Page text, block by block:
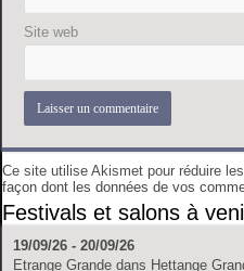
Site web
Ce site utilise Akismet pour réduire
façon dont les données de vos
Festivals et salons à
19/09/26 - 20/09/26
Etrange Grande dans Hettange